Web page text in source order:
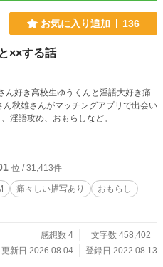
お気に入り追加 136
××する話
秋雄さんがマッチングアプリで出会い
のお話。 SMプレイ、淫語攻め、おもらしなど。
位 / 31,413件
痛々しい描写あり
おもらし
感想数 4
文字数 458,402
新日 2026.08.04
登録日 2022.08.13